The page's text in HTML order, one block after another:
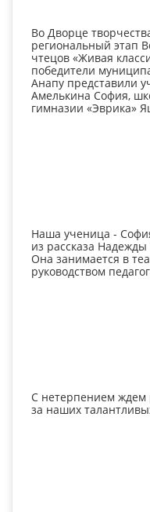
Во Дворце
региональный этап
чтецов «Живая
победители
Анапу представили
Амелькина София,
гимназии «Эврика»
Наша ученица -
из рассказа
Она занимается в
руководством
С нетерпением ждем
за наших